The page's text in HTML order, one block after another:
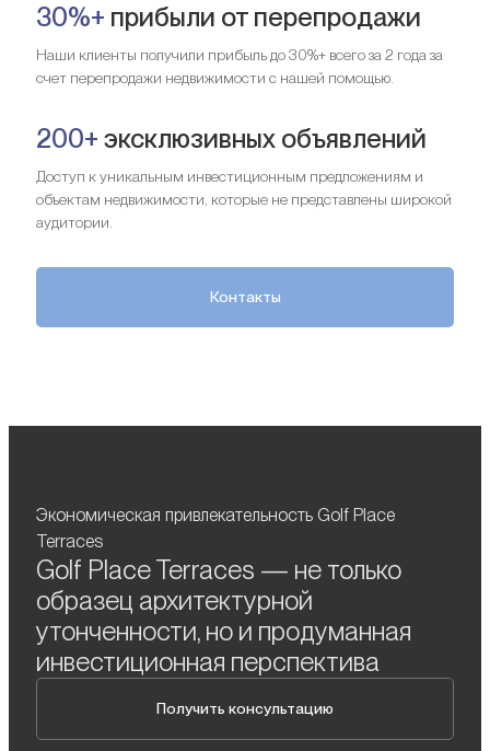
30%+ прибыли от перепродажи
Наши клиенты получили прибыль до 30%+ всего за 2 года за
счет перепродажи недвижимости с нашей помощью.
200+ эксклюзивных объявлений
Доступ к уникальным инвестиционным предложениям и
объектам недвижимости, которые не представлены широкой
аудитории.
Контакты
Экономическая привлекательность Golf Place
Terraces
Golf Place Terraces — не только
образец архитектурной
утонченности, но и продуманная
инвестиционная перспектива
Получить консультацию